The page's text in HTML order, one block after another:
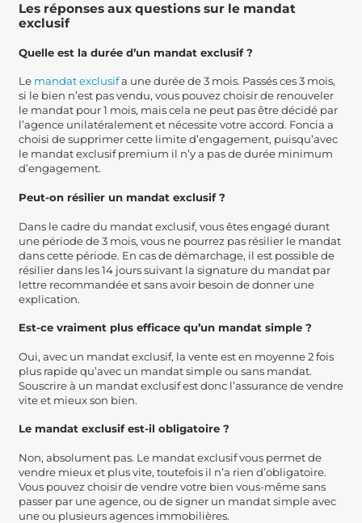
Les réponses aux questions sur le mandat
exclusif
Quelle est la durée d’un mandat exclusif ?
Le mandat exclusifa une durée de 3 mois. Passés ces 3 mois,
si le bien n’est pas vendu, vous pouvez choisir de renouveler
le mandat pour 1 mois, mais cela ne peut pas être décidé par
l’agence unilatéralement et nécessite votre accord. Foncia a
choisi de supprimer cette limite d’engagement, puisqu’avec
le mandat exclusif premium il n’y a pas de durée minimum
d’engagement.
Peut-on résilier un mandat exclusif ?
Dans le cadre du mandat exclusif, vous êtes engagé durant
une période de 3 mois, vous ne pourrez pas résilier le mandat
dans cette période. En cas de démarchage, il est possible de
résilier dans les 14 jours suivant la signature du mandat par
lettre recommandée et sans avoir besoin de donner une
explication.
Est-ce vraiment plus efficace qu’un mandat simple ?
Oui, avec un mandat exclusif, la vente est en moyenne 2 fois
plus rapide qu’avec un mandat simple ou sans mandat.
Souscrire à un mandat exclusif est donc l’assurance de vendre
vite et mieux son bien.
Le mandat exclusif est-il obligatoire ?
Non, absolument pas. Le mandat exclusif vous permet de
vendre mieux et plus vite, toutefois il n’a rien d’obligatoire.
Vous pouvez choisir de vendre votre bien vous-même sans
passer par une agence, ou de signer un mandat simple avec
une ou plusieurs agences immobilières.